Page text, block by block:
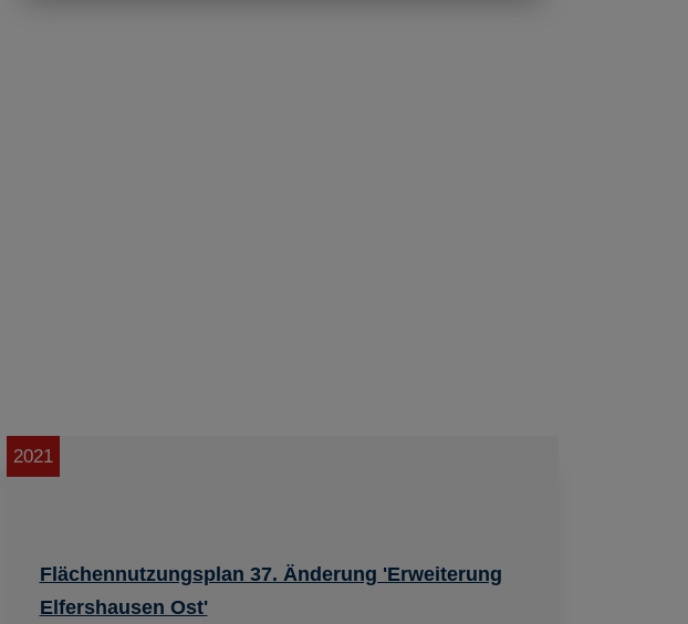
Flächennutzungsplan 37. Änderung 'Erweiterung
Elfershausen Ost'
2021